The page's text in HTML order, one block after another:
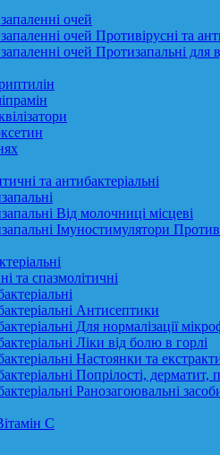
очей
очей Противірусні та
очей Протизапальні для
та антибактеріальні
Від молочниці місцеві
Імуностимулятори
та спазмолітичні
Антисептики
Для нормалізації
Ліки від болю в горлі
Настоянки та
Попрілості, дерматит,
Ранозагоювальні
C